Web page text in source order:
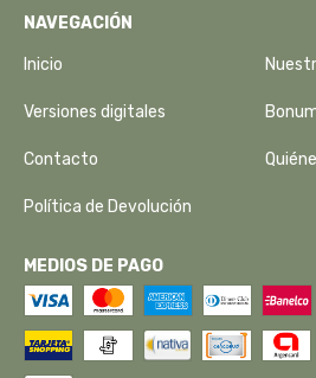
NAVEGACIÓN
Inicio
Versiones digitales
Contacto
Política de Devolución
MEDIOS DE PAGO